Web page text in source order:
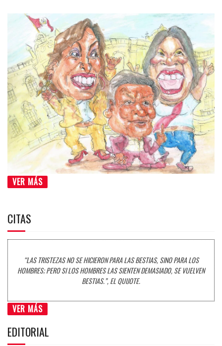
VER MÁS
CITAS
“LAS TRISTEZAS NO SE HICIERON PARA LAS BESTIAS, SINO PARA LOS
HOMBRES; PERO SI LOS HOMBRES LAS SIENTEN DEMASIADO, SE VUELVEN
BESTIAS.”, EL QUIJOTE.
VER MÁS
EDITORIAL